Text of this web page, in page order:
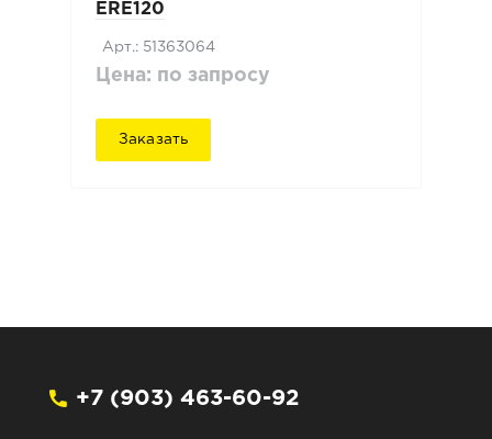
ERE120
Арт.: 51363064
Цена: по запросу
Заказать
+7 (903) 463-60-92